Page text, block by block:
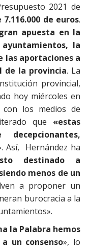
2021 de
de euros.
apuesta en la
la
las aportaciones a
de la provincia. La
provincial,
hoy miércoles en
los medios de
que «estas
. Así, Hernández ha
destinado a
menos de un
a proponer un
burocracia a la
la Palabra hemos
un consenso», lo